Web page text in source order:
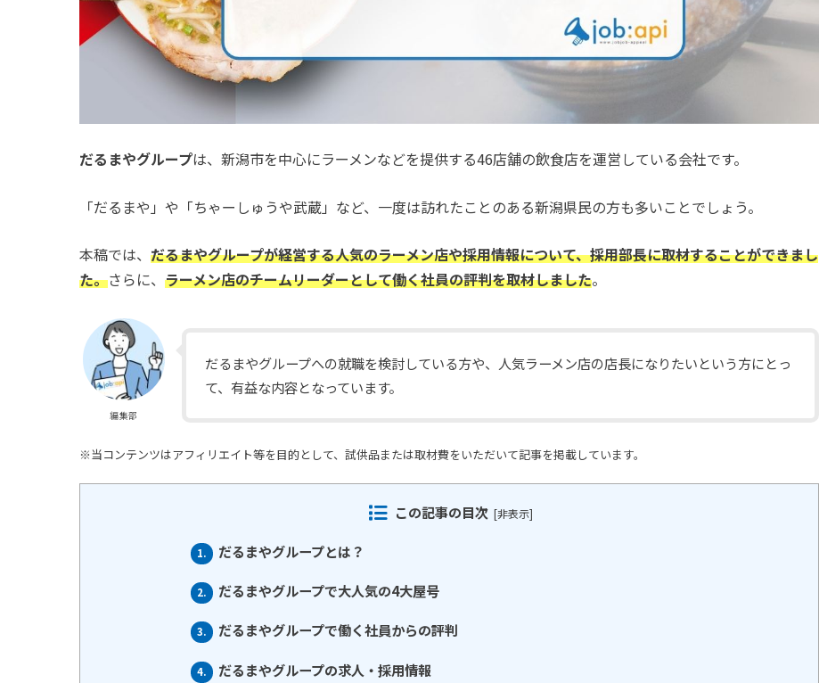
だるまやグループは、新潟市を中心にラーメンなどを提供する46店舗の飲食店を運営している会社です。
「だるまや」や「ちゃーしゅうや武蔵」など、一度は訪れたことのある新潟県民の方も多いことでしょう。
本稿では、 だるまやグループが経営する人気のラーメン店や採用情報について、採用部長に取材することができまし
た。さらに、 ラーメン店のチームリーダーとして働く社員の評判を取材しました。
編集部
だるまやグループへの就職を検討している方や、人気ラーメン店の店長になりたいという方にとっ
て、有益な内容となっています。
※当コンテンツはアフィリエイト等を目的として、試供品または取材費をいただいて記事を掲載しています。
この記事の目次 [非表示]
1. だるまやグループとは？
2. だるまやグループで大人気の4大屋号
3. だるまやグループで働く社員からの評判
4. だるまやグループの求人・採用情報